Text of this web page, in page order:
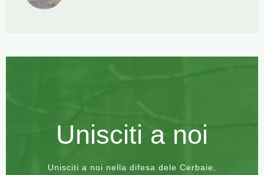
Unisciti a noi
Unisciti a noi nella difesa dele Cerbaie,